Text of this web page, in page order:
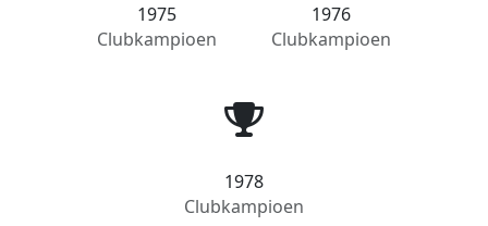
1975
Clubkampioen
1976
Clubkampioen
1978
Clubkampioen